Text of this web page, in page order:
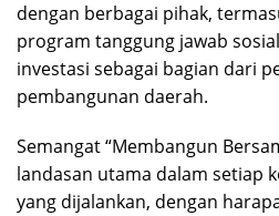
dengan berbagai pihak,
program tanggung jawab
investasi sebagai bagian dari
pembangunan daerah.
Semangat “Membangun
landasan utama dalam setiap
yang dijalankan, dengan